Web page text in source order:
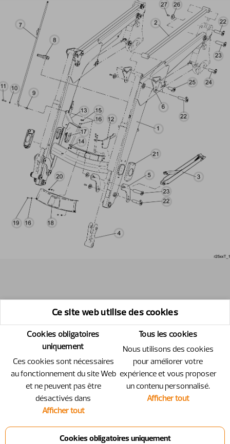
Ce site web utilise des cookies
Cookies obligatoires
uniquement
Ces cookies sont nécessaires
au fonctionnement du site Web
et ne peuvent pas être
désactivés dans
Afficher tout
Tous les cookies
Nous utilisons des cookies
pour améliorer votre
expérience et vous proposer
un contenu personnalisé.
Afficher tout